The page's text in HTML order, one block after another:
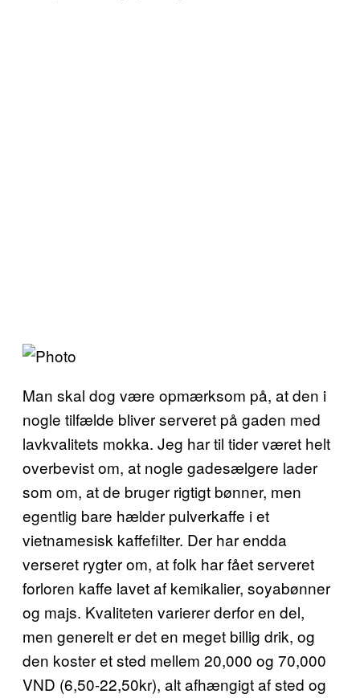
Man skal dog være opmærksom på, at den i
nogle tilfælde bliver serveret på gaden med
lavkvalitets mokka. Jeg har til tider været helt
overbevist om, at nogle gadesælgere lader
som om, at de bruger rigtigt bønner, men
egentlig bare hælder pulverkaffe i et
vietnamesisk kaffefilter. Der har endda
verseret rygter om, at folk har fået serveret
forloren kaffe lavet af kemikalier, soyabønner
og majs. Kvaliteten varierer derfor en del,
men generelt er det en meget billig drik, og
den koster et sted mellem 20,000 og 70,000
VND (6,50-22,50kr), alt afhængigt af sted og